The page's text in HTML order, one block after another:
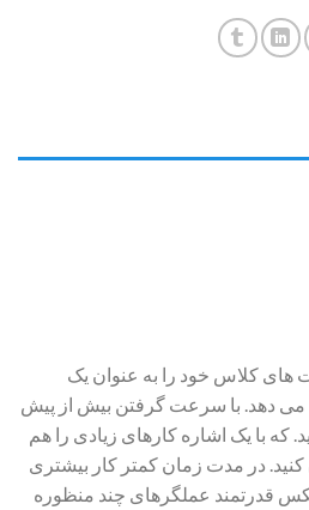
می دهد. با سرعت گرفتن بیش از پیش
که با یک اشاره کارهای زیادی را هم
در مدت زمان کمتر کار بیشتری
قدرتمند عملگرهای چند منظوره